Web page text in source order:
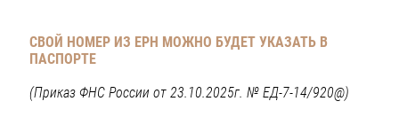
СВОЙ НОМЕР ИЗ ЕРН МОЖНО БУДЕТ УКАЗАТЬ В
ПАСПОРТЕ
(Приказ ФНС России от 23.10.2025г. № ЕД-7-14/920@)